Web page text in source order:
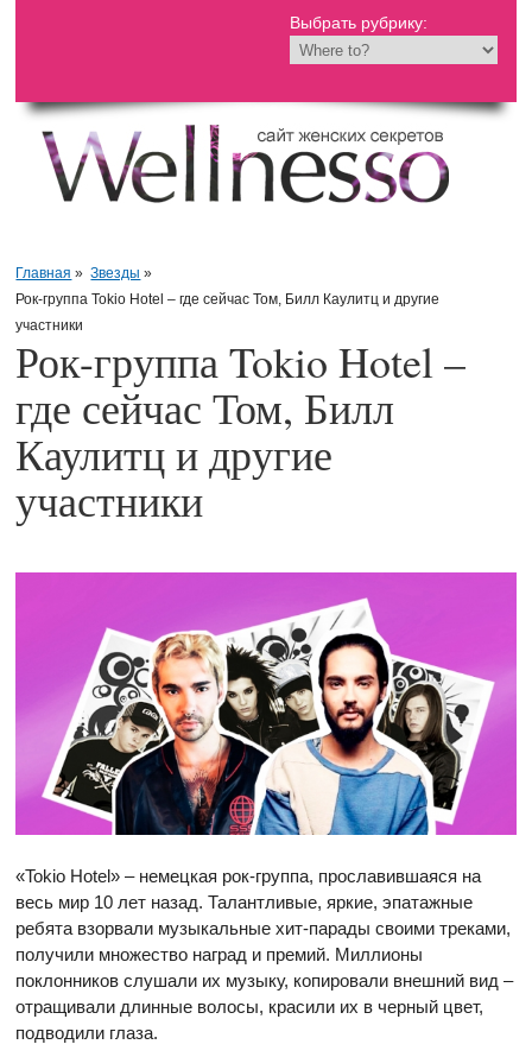
Выбрать рубрику:
Главная » Звезды »
Рок-группа Tokio Hotel – где сейчас Том, Билл Каулитц и другие
участники
Рок-группа Tokio Hotel –
где сейчас Том, Билл
Каулитц и другие
участники
«Tokio Hotel» – немецкая рок-группа, прославившаяся на
весь мир 10 лет назад. Талантливые, яркие, эпатажные
ребята взорвали музыкальные хит-парады своими треками,
получили множество наград и премий. Миллионы
поклонников слушали их музыку, копировали внешний вид –
отращивали длинные волосы, красили их в черный цвет,
подводили глаза.